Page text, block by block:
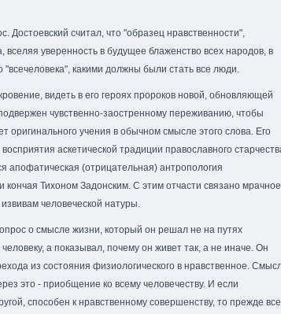
Достоевский считал, что "образец нравственности",
уверенность в будущее блаженство всех народов, в
какими должны были стать все люди.
видеть в его героях пророков новой, обновляющей
чувственно-заостренному переживанию, чтобы
учения в обычном смысле этого слова. Его
аскетической традиции православного
апофатическая (отрицательная) антропология
Тихоном Задонским. С этим отчасти связано
человеческой натуры.
о смысле жизни, который он решал не на путях
а показывал, почему он живет так, а не иначе. Он
из состояния физиологического в нравственное.
это - приобщение ко всему человечеству. И если
способен к нравственному совершенству, то прежде